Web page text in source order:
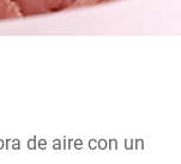
de aire con un